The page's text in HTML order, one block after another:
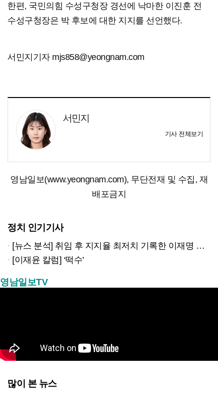
한편, 국민의힘 수성구청장 경선에 낙마한 이진훈 전
수성구청장은 박 후보에 대한 지지를 선언했다.
서민지기자 mjs858@yeongnam.com
서민지
기사 전체보기
영남일보(www.yeongnam.com), 무단전재 및 수집, 재
배포금지
정치 인기기사
[뉴스 분석] 취임 후 지지율 최저치 기록한 이재명 대통령…왜?
[이재윤 칼럼] ‘떡수’
영남일보TV
많이 본 뉴스